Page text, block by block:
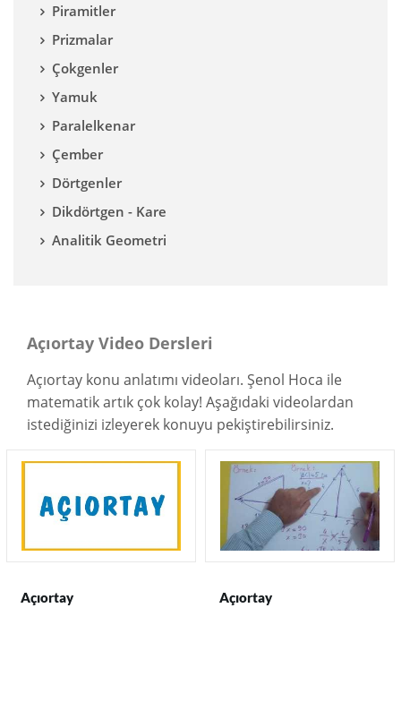
Piramitler
Prizmalar
Çokgenler
Yamuk
Paralelkenar
Çember
Dörtgenler
Dikdörtgen - Kare
Analitik Geometri
Açıortay Video Dersleri
Açıortay konu anlatımı videoları. Şenol Hoca ile
matematik artık çok kolay! Aşağıdaki videolardan
istediğinizi izleyerek konuyu pekiştirebilirsiniz.
Açıortay Açıortay